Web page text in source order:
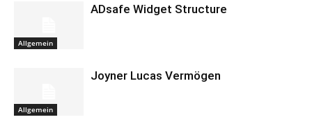
Allgemein
ADsafe Widget Structure
Allgemein
Joyner Lucas Vermögen